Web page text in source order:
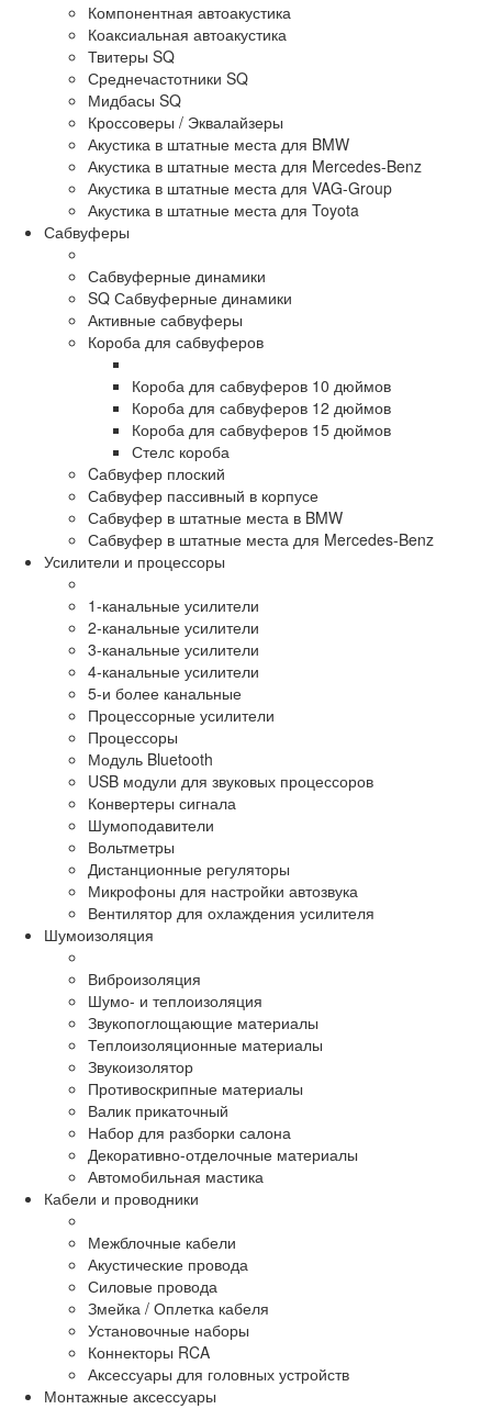
Компонентная автоакустика
Коаксиальная автоакустика
Твитеры SQ
Среднечастотники SQ
Мидбасы SQ
Кроссоверы / Эквалайзеры
Акустика в штатные места для BMW
Акустика в штатные места для Mercedes-Benz
Акустика в штатные места для VAG-Group
Акустика в штатные места для Toyota
Сабвуферы
Сабвуферные динамики
SQ Сабвуферные динамики
Активные сабвуферы
Короба для сабвуферов
Короба для сабвуферов 10 дюймов
Короба для сабвуферов 12 дюймов
Короба для сабвуферов 15 дюймов
Стелс короба
Cабвуфер плоский
Сабвуфер пассивный в корпусе
Сабвуфер в штатные места в BMW
Сабвуфер в штатные места для Mercedes-Benz
Усилители и процессоры
1-канальные усилители
2-канальные усилители
3-канальные усилители
4-канальные усилители
5-и более канальные
Процессорные усилители
Процессоры
Модуль Bluetooth
USB модули для звуковых процессоров
Конвертеры сигнала
Шумоподавители
Вольтметры
Дистанционные регуляторы
Микрофоны для настройки автозвука
Вентилятор для охлаждения усилителя
Шумоизоляция
Виброизоляция
Шумо- и теплоизоляция
Звукопоглощающие материалы
Теплоизоляционные материалы
Звукоизолятор
Противоскрипные материалы
Валик прикаточный
Набор для разборки салона
Декоративно-отделочные материалы
Автомобильная мастика
Кабели и проводники
Межблочные кабели
Акустические провода
Силовые провода
Змейка / Оплетка кабеля
Установочные наборы
Коннекторы RCA
Аксессуары для головных устройств
Монтажные аксессуары